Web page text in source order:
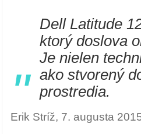
"
Dell Latitude
ktorý doslova
Je nielen
ako stvorený
prostredia.
Erik Stríž, 7. augusta